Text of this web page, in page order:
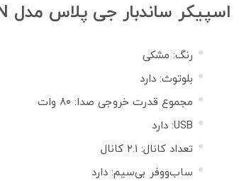
اسپیکر ساندبار جی پلاس مدل GSO-M625SN
رنگ: مشکی
بلوتوث: دارد
مجموع قدرت خروجی صدا: ۸۰ وات
USB: دارد
تعداد کانال: ۲.۱ کانال
ساب‌ووفر بی‌سیم: دارد